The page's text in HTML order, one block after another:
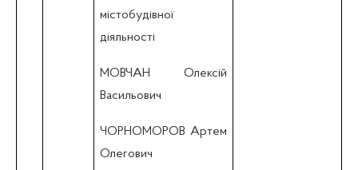
містобудівної
діяльності
МОВЧАН Олексій
Васильович
ЧОРНОМОРОВ Артем
Олегович